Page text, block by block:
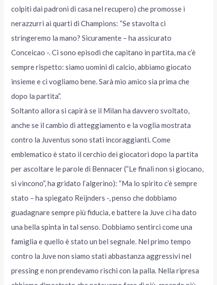
colpiti dai padroni di casa nel recupero) che promosse i
nerazzurri ai quarti di Champions: “Se stavolta ci
stringeremo la mano? Sicuramente – ha assicurato
Conceicao -. Ci sono episodi che capitano in partita, ma c’è
sempre rispetto: siamo uomini di calcio, abbiamo giocato
insieme e ci vogliamo bene. Sarà mio amico sia prima che
dopo la partita”.
Soltanto allora si capirà se il Milan ha davvero svoltato,
anche se il cambio di atteggiamento e la voglia mostrata
contro la Juventus sono stati incoraggianti. Come
emblematico è stato il cerchio dei giocatori dopo la partita
per ascoltare le parole di Bennacer (“Le finali non si giocano,
si vincono”, ha gridato l’algerino): “Ma lo spirito c’è sempre
stato – ha spiegato Reijnders -, penso che dobbiamo
guadagnare sempre più fiducia, e battere la Juve ci ha dato
una bella spinta in tal senso. Dobbiamo sentirci come una
famiglia e quello è stato un bel segnale. Nel primo tempo
contro la Juve non siamo stati abbastanza aggressivi nel
pressing e non prendevamo rischi con la palla. Nella ripresa